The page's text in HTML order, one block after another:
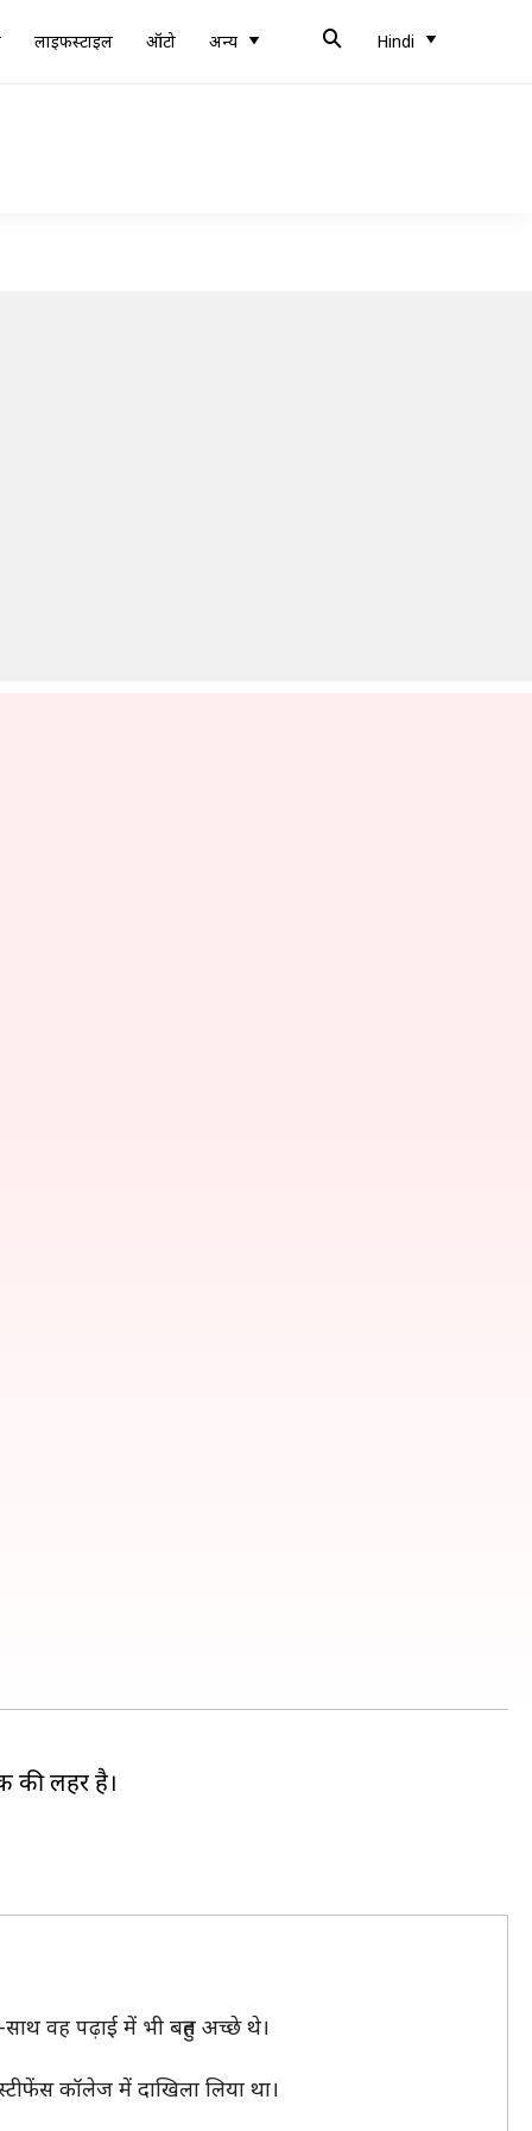
लाइफस्टाइल ऑटो अन्य Hindi
की लहर है।
वह पढ़ाई में भी बहुत अच्छे थे।
कॉलेज में दाखिला लिया था।